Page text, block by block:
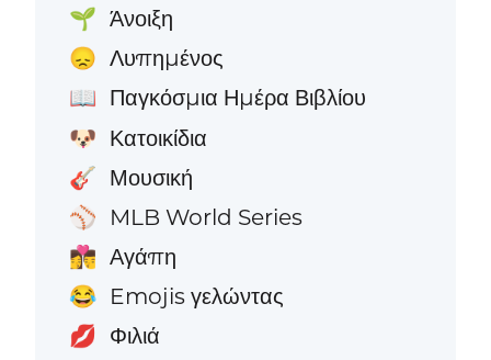
🌱 Άνοιξη
😞 Λυπημένος
📖 Παγκόσμια Ημέρα Βιβλίου
🐶 Κατοικίδια
🎸 Μουσική
⚾ MLB World Series
👩‍❤️‍💋‍👨 Αγάπη
😂 Emojis γελώντας
💋 Φιλιά